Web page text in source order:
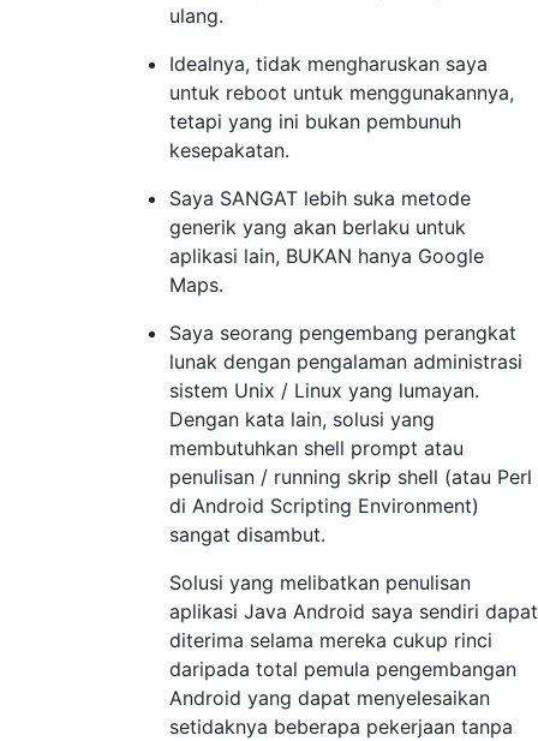
ulang.
Idealnya, tidak mengharuskan saya
untuk reboot untuk menggunakannya,
tetapi yang ini bukan pembunuh
kesepakatan.
Saya SANGAT lebih suka metode
generik yang akan berlaku untuk
aplikasi lain, BUKAN hanya Google
Maps.
Saya seorang pengembang perangkat
lunak dengan pengalaman administrasi
sistem Unix / Linux yang lumayan.
Dengan kata lain, solusi yang
membutuhkan shell prompt atau
penulisan / running skrip shell (atau Perl
di Android Scripting Environment)
sangat disambut.
Solusi yang melibatkan penulisan
aplikasi Java Android saya sendiri dapat
diterima selama mereka cukup rinci
daripada total pemula pengembangan
Android yang dapat menyelesaikan
setidaknya beberapa pekerjaan tanpa